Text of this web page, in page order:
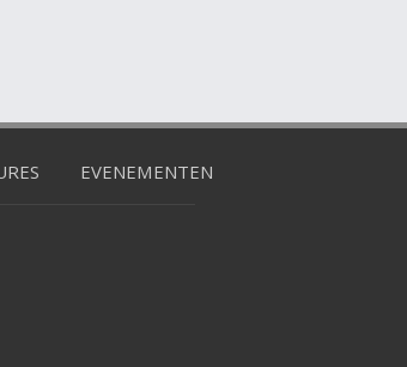
EVENEMENTEN